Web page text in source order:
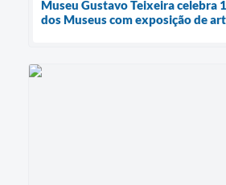
Museu Gustavo Teixeira celebra
dos Museus com exposição de